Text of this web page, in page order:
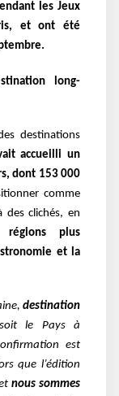
les Jeux
et ont été
long-
destinations
accueilli un
dont 153 000
comme
des clichés, en
plus
et la
destination
le Pays à
est
que l’édition
nous sommes